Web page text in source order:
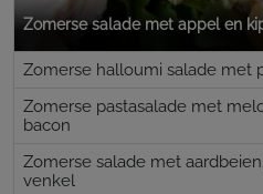
Zomerse salade met appel en
Zomerse halloumi salade met
Zomerse pastasalade met
bacon
Zomerse salade met
venkel